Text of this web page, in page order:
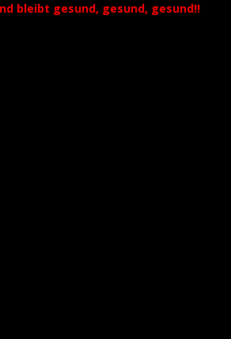
bleibt gesund, gesund, gesund!!